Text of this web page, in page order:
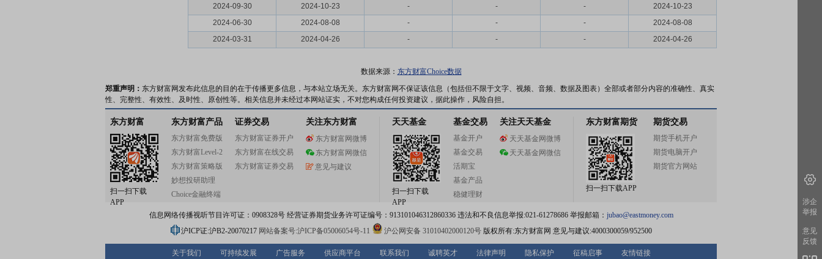
2024-09-30
2024-10-23 - - -
2024-10-23
2024-06-30
2024-08-08 - - -
2024-08-08
2024-03-31
2024-04-26 - - - 2024-04-26
数据来源： 东方财富Choice数据
郑重声明： 东方财富网发布此信息的目的在于传播更多信息，与本站立场无关。东方财富网不保证该信息（包括但不限于文字、视频、音频、数据及图表）全部或者部分内容的准确性、真实
性、完整性、有效性、及时性、原创性等。相关信息并未经过本网站证实，不对您构成任何投资建议，据此操作，风险自担。
东方财富
扫一扫下载
APP
东方财富产品
东方财富免费版
东方财富Level-2
东方财富策略版
妙想投研助理
Choice金融终端
证券交易
东方财富证券开户
东方财富在线交易
东方财富证券交易
关注东方财富
东方财富网微博
东方财富网微信
意见与建议
天天基金
扫一扫下载
APP
基金交易
基金开户
基金交易
活期宝
基金产品
稳健理财
关注天天基金
天天基金网微博
天天基金网微信
东方财富期货
扫一扫下载APP
期货交易
期货手机开户
期货电脑开户
期货官方网站
信息网络传播视听节目许可证：0908328号 经营证券期货业务许可证编号：913101046312860336 违法和不良信息举报:021-61278686 举报邮箱： jubao@eastmoney.com
沪ICP证:沪B2-20070217 网站备案号:沪ICP备05006054号-11 沪公网安备 31010402000120号版权所有:东方财富网 意见与建议:4000300059/952500
关于我们 可持续发展 广告服务 供应商平台 联系我们 诚聘英才 法律声明 隐私保护 征稿启事 友情链接
涉企
举报
意见
反馈